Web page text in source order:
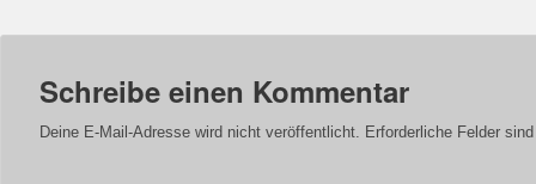
Schreibe einen Kommentar
Deine E-Mail-Adresse wird nicht veröffentlicht. Erforderliche Felder